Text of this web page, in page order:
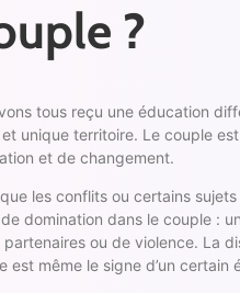
?
tous reçu une éducation
unique territoire. Le couple
et de changement.
les conflits ou certains
domination dans le couple :
partenaires ou de violence. La
même le signe d’un certain